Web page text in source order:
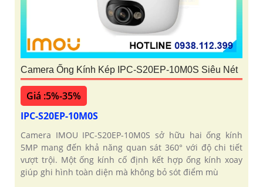
Camera Ống Kính Kép IPC-S20EP-10M0S Siêu Nét
Giá :5%-35%
IPC-S20EP-10M0S
Camera IMOU IPC-S20EP-10M0S sở hữu hai ống kính
5MP mang đến khả năng quan sát 360° với độ chi tiết
vượt trội. Một ống kính cố định kết hợp ống kính xoay
giúp ghi hình toàn diện mà không bỏ sót điểm mù